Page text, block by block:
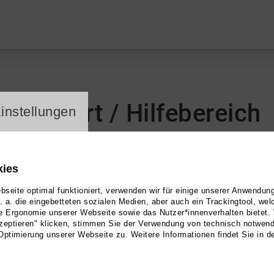
Support / Hilfebereich
stellt Kulturserver mit dem
und Information zu Verfügung.
Passwort? Wie werden Veranstaltungen
Diese und vieles mehr finden Sie dort in
optimal funktioniert, verwenden wir für einige unserer
a. die eingebetteten sozialen Medien, aber auch ein Trackingtool,
Ergonomie unserer Webseite sowie das Nutzer*innenverhalten bietet.
klicken, stimmen Sie der Verwendung von technisch
unserer Webseite zu. Weitere Informationen findet Sie in